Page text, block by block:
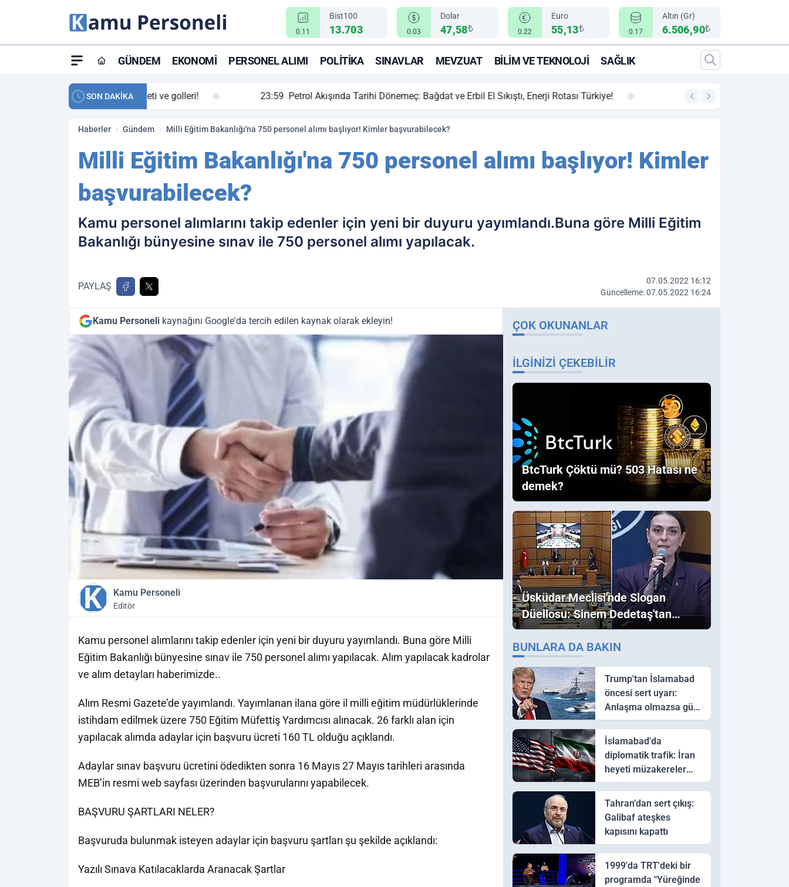
0.11
Bist100
13.703 0.03
Dolar
47,58₺ 0.22
Euro
55,13₺ 0.17
Altın (Gr)
6.506,90₺
GÜNDEM EKONOMI PERSONEL ALIMI POLITIKA SINAVLAR MEVZUAT BILIM VE TEKNOLOJI SAĞLIK
SON DAKİKA
maç özeti ve golleri! 23:59 Petrol Akışında Tarihi Dönemeç: Bağdat ve Erbil El Sıkıştı, Enerji Rotası Türkiye! 00:12
Haberler Gündem Milli Eğitim Bakanlığı'na 750 personel alımı başlıyor! Kimler başvurabilecek?
Milli Eğitim Bakanlığı'na 750 personel alımı başlıyor! Kimler
başvurabilecek?
Kamu personel alımlarını takip edenler için yeni bir duyuru yayımlandı.Buna göre Milli Eğitim
Bakanlığı bünyesine sınav ile 750 personel alımı yapılacak.
PAYLAŞ
07.05.2022 16:12
Güncelleme: 07.05.2022 16:24
Kamu Personeli kaynağını Google'da tercih edilen kaynak olarak ekleyin!
Kamu Personeli
Editör
Kamu personel alımlarını takip edenler için yeni bir duyuru yayımlandı. Buna göre Milli
Eğitim Bakanlığı bünyesine sınav ile 750 personel alımı yapılacak. Alım yapılacak kadrolar
ve alım detayları haberimizde..
Alım Resmi Gazete’de yayımlandı. Yayımlanan ilana göre il milli eğitim müdürlüklerinde
istihdam edilmek üzere 750 Eğitim Müfettiş Yardımcısı alınacak. 26 farklı alan için
yapılacak alımda adaylar için başvuru ücreti 160 TL olduğu açıklandı.
Adaylar sınav başvuru ücretini ödedikten sonra 16 Mayıs 27 Mayıs tarihleri arasında
MEB’in resmi web sayfası üzerinden başvurularını yapabilecek.
BAŞVURU ŞARTLARI NELER?
Başvuruda bulunmak isteyen adaylar için başvuru şartları şu şekilde açıklandı:
Yazılı Sınava Katılacaklarda Aranacak Şartlar
ÇOK OKUNANLAR
İLGINIZI ÇEKEBILIR
BtcTurk Çöktü mü? 503 Hatası ne
demek?
Üsküdar Meclisi'nde Slogan
Düellosu: Sinem Dedetaş'tan
Ezber Bozan "Erdoğan" ve
"İmamoğlu" Çıkışı!
BUNLARA DA BAKIN
Trump'tan İslamabad
öncesi sert uyarı:
Anlaşma olmazsa güç
kullanırız
İslamabad'da
diplomatik trafik: İran
heyeti müzakereler
için Pakistan'a ulaştı
Tahran’dan sert çıkış:
Galibaf ateşkes
kapısını kapattı
1999'da TRT'deki bir
programda "Yüreğinde